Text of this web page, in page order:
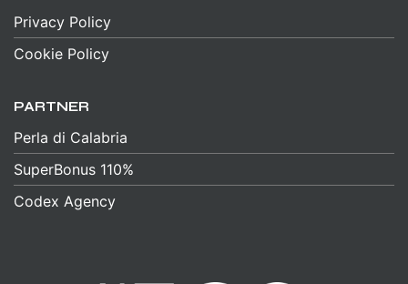
Privacy Policy
Cookie Policy
PARTNER
Perla di Calabria
SuperBonus 110%
Codex Agency